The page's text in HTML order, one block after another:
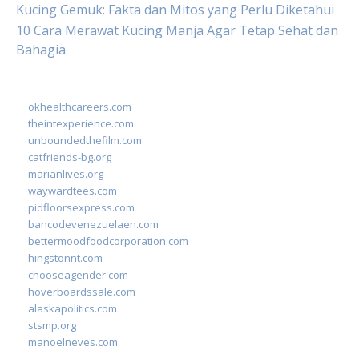
Kucing Gemuk: Fakta dan Mitos yang Perlu Diketahui
10 Cara Merawat Kucing Manja Agar Tetap Sehat dan
Bahagia
okhealthcareers.com
theintexperience.com
unboundedthefilm.com
catfriends-bg.org
marianlives.org
waywardtees.com
pidfloorsexpress.com
bancodevenezuelaen.com
bettermoodfoodcorporation.com
hingstonnt.com
chooseagender.com
hoverboardssale.com
alaskapolitics.com
stsmp.org
manoelneves.com